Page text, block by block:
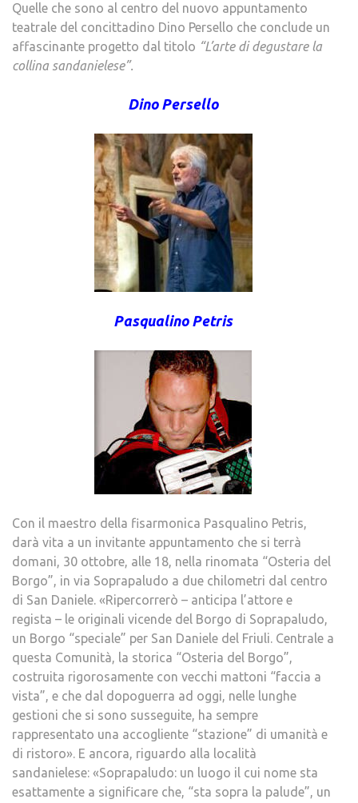
Quelle che sono al centro del nuovo appuntamento
teatrale del concittadino Dino Persello che conclude un
affascinante progetto dal titolo “L’arte di degustare la
collina sandanielese”.
Dino Persello
Pasqualino Petris
Con il maestro della fisarmonica Pasqualino Petris,
darà vita a un invitante appuntamento che si terrà
domani, 30 ottobre, alle 18, nella rinomata “Osteria del
Borgo”, in via Soprapaludo a due chilometri dal centro
di San Daniele. «Ripercorrerò – anticipa l’attore e
regista – le originali vicende del Borgo di Soprapaludo,
un Borgo “speciale” per San Daniele del Friuli. Centrale a
questa Comunità, la storica “Osteria del Borgo”,
costruita rigorosamente con vecchi mattoni “faccia a
vista”, e che dal dopoguerra ad oggi, nelle lunghe
gestioni che si sono susseguite, ha sempre
rappresentato una accogliente “stazione” di umanità e
di ristoro». E ancora, riguardo alla località
sandanielese: «Soprapaludo: un luogo il cui nome sta
esattamente a significare che, “sta sopra la palude”, un